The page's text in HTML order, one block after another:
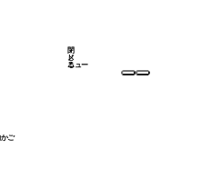
ご
メ
ニュー
閉
じ
る